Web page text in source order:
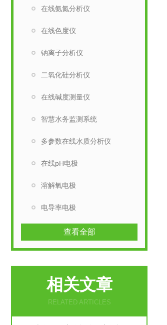
在线氨氮分析仪
在线色度仪
钠离子分析仪
二氧化硅分析仪
在线碱度测量仪
智慧水务监测系统
多参数在线水质分析仪
在线pH电极
溶解氧电极
电导率电极
查看全部
相关文章
RELATED ARTICLES